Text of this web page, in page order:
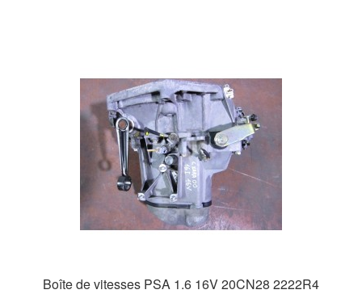
Boîte de vitesses PSA 1.6 16V 20CN28 2222R4